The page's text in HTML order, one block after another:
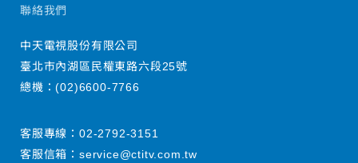
聯絡我們
中天電視股份有限公司
臺北市內湖區民權東路六段25號
總機：(02)6600-7766
客服專線： 02-2792-3151
客服信箱： service@ctitv.com.tw